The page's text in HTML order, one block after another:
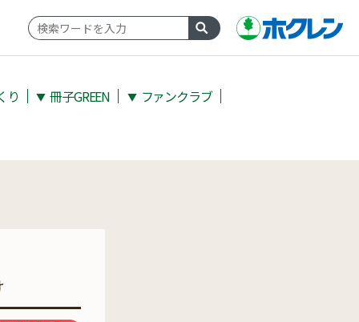
り ▼ 冊子GREEN ▼ ファンクラブ